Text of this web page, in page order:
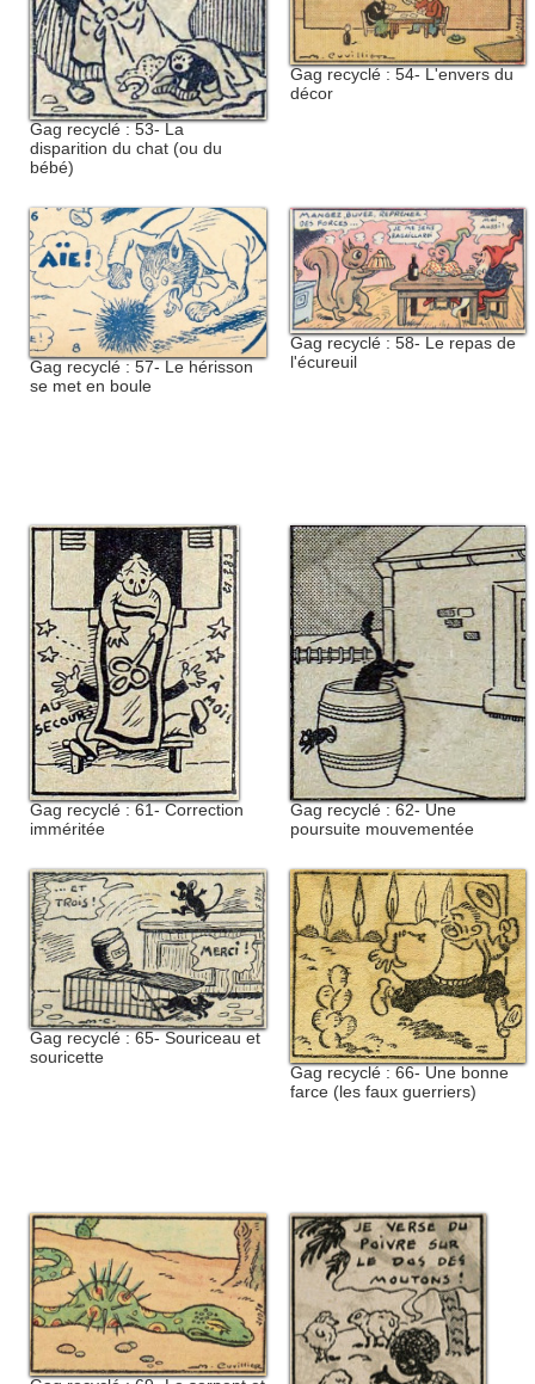
Gag recyclé : 53- La
disparition du chat (ou du
bébé)
Gag recyclé : 54- L'envers du
décor
Gag recyclé : 57- Le hérisson
se met en boule
Gag recyclé : 58- Le repas de
l'écureuil
Gag recyclé : 61- Correction
imméritée
Gag recyclé : 62- Une
poursuite mouvementée
Gag recyclé : 65- Souriceau et
souricette
Gag recyclé : 66- Une bonne
farce (les faux guerriers)